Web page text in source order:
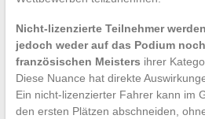
Nicht-lizenzierte Teilnehmer
jedoch weder auf das Podium
französischen Meisters ihrer
Diese Nuance hat direkte
Ein nicht-lizenzierter Fahrer kann im
den ersten Plätzen abschneiden,